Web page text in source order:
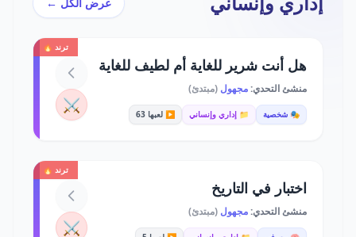
ترند 🔥
هل أنت شرير للغاية أم لطيف للغاية
منشئ التحدي:مجهول (مبتدئ)
🎭 شخصية 📁 إداري وإنساني ▶️ لعبها 63 ⚔️
ترند 🔥
اختبار في التاريخ
منشئ التحدي:مجهول (مبتدئ)
⚔️